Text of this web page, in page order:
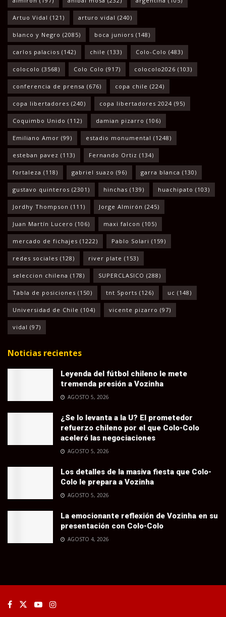
Artuo Vidal (121) arturo vidal (240)
blanco y Negro (2085) boca juniors (148)
carlos palacios (142) chile (133) Colo-Colo (483)
colocolo (3568) Colo Colo (917) colocolo2026 (103)
conferencia de prensa (676) copa chile (224)
copa libertadores (240) copa libertadores 2024 (95)
Coquimbo Unido (112) damian pizarro (106)
Emiliano Amor (99) estadio monumental (1248)
esteban pavez (113) Fernando Ortiz (134)
fortaleza (118) gabriel suazo (96) garra blanca (130)
gustavo quinteros (2301) hinchas (139) huachipato (103)
Jordhy Thompson (111) Jorge Almirón (245)
Juan Martín Lucero (106) maxi falcon (105)
mercado de fichajes (1222) Pablo Solari (159)
redes sociales (128) river plate (153)
seleccion chilena (178) SUPERCLASICO (288)
Tabla de posiciones (150) tnt Sports (126) uc (148)
Universidad de Chile (104) vicente pizarro (97)
vidal (97)
Noticias recientes
Leyenda del fútbol chileno le mete
tremenda presión a Vozinha
AGOSTO 5, 2026
¿Se lo levanta a la U? El prometedor
refuerzo chileno por el que Colo-Colo
aceleró las negociaciones
AGOSTO 5, 2026
Los detalles de la masiva fiesta que Colo-
Colo le prepara a Vozinha
AGOSTO 5, 2026
La emocionante reflexión de Vozinha en su
presentación con Colo-Colo
AGOSTO 4, 2026